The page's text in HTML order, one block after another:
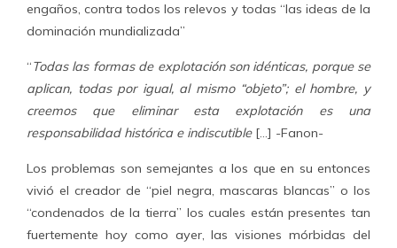
engaños, contra todos los relevos y todas “las ideas de la
dominación mundializada”
“Todas las formas de explotación son idénticas, porque se
aplican, todas por igual, al mismo “objeto”; el hombre, y
creemos que eliminar esta explotación es una
responsabilidad histórica e indiscutible[…] -Fanon-
Los problemas son semejantes a los que en su entonces
vivió el creador de “piel negra, mascaras blancas” o los
“condenados de la tierra” los cuales están presentes tan
fuertemente hoy como ayer, las visiones mórbidas del